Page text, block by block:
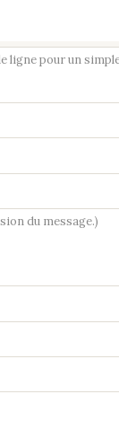
ligne pour un
du message.)